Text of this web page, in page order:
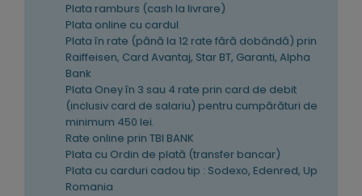
Plata ramburs (cash la livrare)
Plata online cu cardul
Plata în rate (pănă la 12 rate fără dobândă) prin
Raiffeisen, Card Avantaj, Star BT, Garanti, Alpha
Bank
Plata Oney în 3 sau 4 rate prin card de debit
(inclusiv card de salariu) pentru cumpărături de
minimum 450 lei.
Rate online prin TBI BANK
Plata cu Ordin de plată (transfer bancar)
Plata cu carduri cadou tip : Sodexo, Edenred, Up
Romania